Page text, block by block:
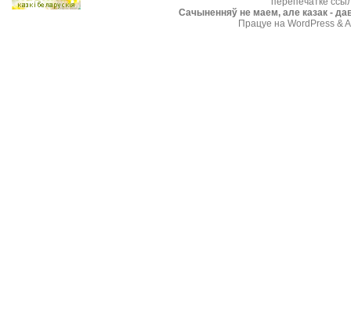
Cачыненняў не маем, але казак -
Працуе на WordPress &